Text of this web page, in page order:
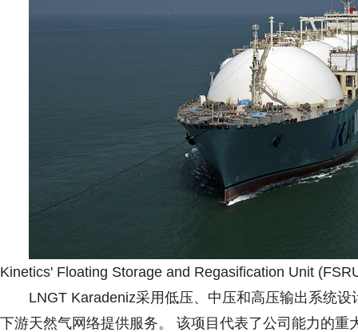
Kinetics' Floating Storage and Regasification Unit
LNGT Karadeniz采用低压、中压和高压输出系统
下游天然气网络提供服务。 该项目代表了公司能力的